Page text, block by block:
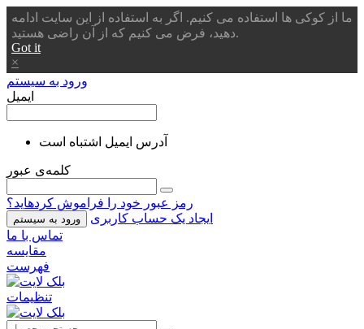
ما از کوکی ها استفاده می کنیم. اگر به استفاده از این سایت ادامه
دهید، فرض می کنیم که از آن راضی هستید.
Got it
×
ورود به سیستم
ایمیل
آدرس ایمیل اشتباه است
کلمه‌ی عبور
رمز عبور خود را فراموش کردهاید؟
ورود به سیستم
ایجاد یک حساب کاربری
تماس با ما
مقایسه
فهرست
تنظیمات